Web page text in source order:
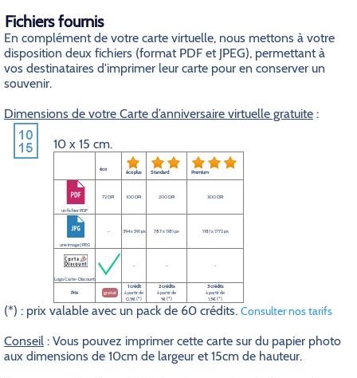
Fichiers fournis
En complément de votre carte virtuelle, nous mettons à votre
disposition deux fichiers (format PDF et JPEG), permettant à
vos destinataires d'imprimer leur carte pour en conserver un
souvenir.
Dimensions de votre Carte d’anniversaire virtuelle gratuite :
10 x 15 cm.
éco éco plus Standard Premium
un fichier PDF
72 DPI 100 DPI 200 DPI 300 DPI
une image JPEG
- 394 x 591 px 787 x 1181 px 1181 x 1772 px
Logo Carte-Discount
- - -
Prix gratuit
1 crédit
à partir de
0,5€ (*)
2 crédits
à partir de
1€ (*)
3 crédits
à partir de
1,5€ (*)
(*) : prix valable avec un pack de 60 crédits. Consulter nos tarifs
Conseil : Vous pouvez imprimer cette carte sur du papier photo
aux dimensions de 10cm de largeur et 15cm de hauteur.